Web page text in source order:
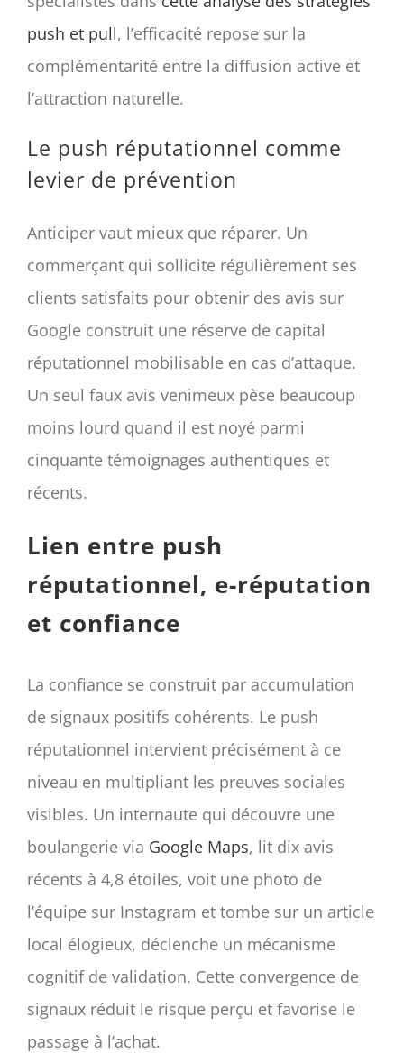
push et pull, l’efficacité repose sur la
complémentarité entre la diffusion active et
l’attraction naturelle.
Le push réputationnel comme
levier de prévention
Anticiper vaut mieux que réparer. Un
commerçant qui sollicite régulièrement ses
clients satisfaits pour obtenir des avis sur
Google construit une réserve de capital
réputationnel mobilisable en cas d’attaque.
Un seul faux avis venimeux pèse beaucoup
moins lourd quand il est noyé parmi
cinquante témoignages authentiques et
récents.
Lien entre push
réputationnel, e-réputation
et confiance
La confiance se construit par accumulation
de signaux positifs cohérents. Le push
réputationnel intervient précisément à ce
niveau en multipliant les preuves sociales
visibles. Un internaute qui découvre une
boulangerie via Google Maps, lit dix avis
récents à 4,8 étoiles, voit une photo de
l’équipe sur Instagram et tombe sur un article
local élogieux, déclenche un mécanisme
cognitif de validation. Cette convergence de
signaux réduit le risque perçu et favorise le
passage à l’achat.